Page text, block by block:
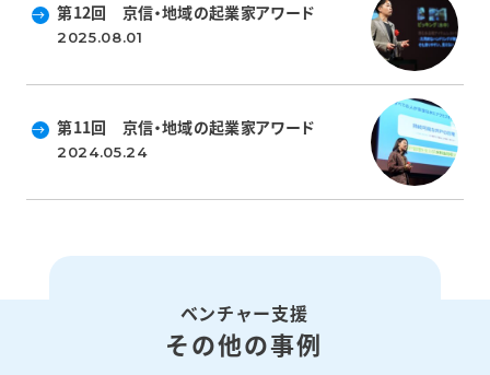
第12回 京信・地域の起業家アワード
2025.08.01
第11回 京信・地域の起業家アワード
2024.05.24
ベンチャー支援
その他の事例